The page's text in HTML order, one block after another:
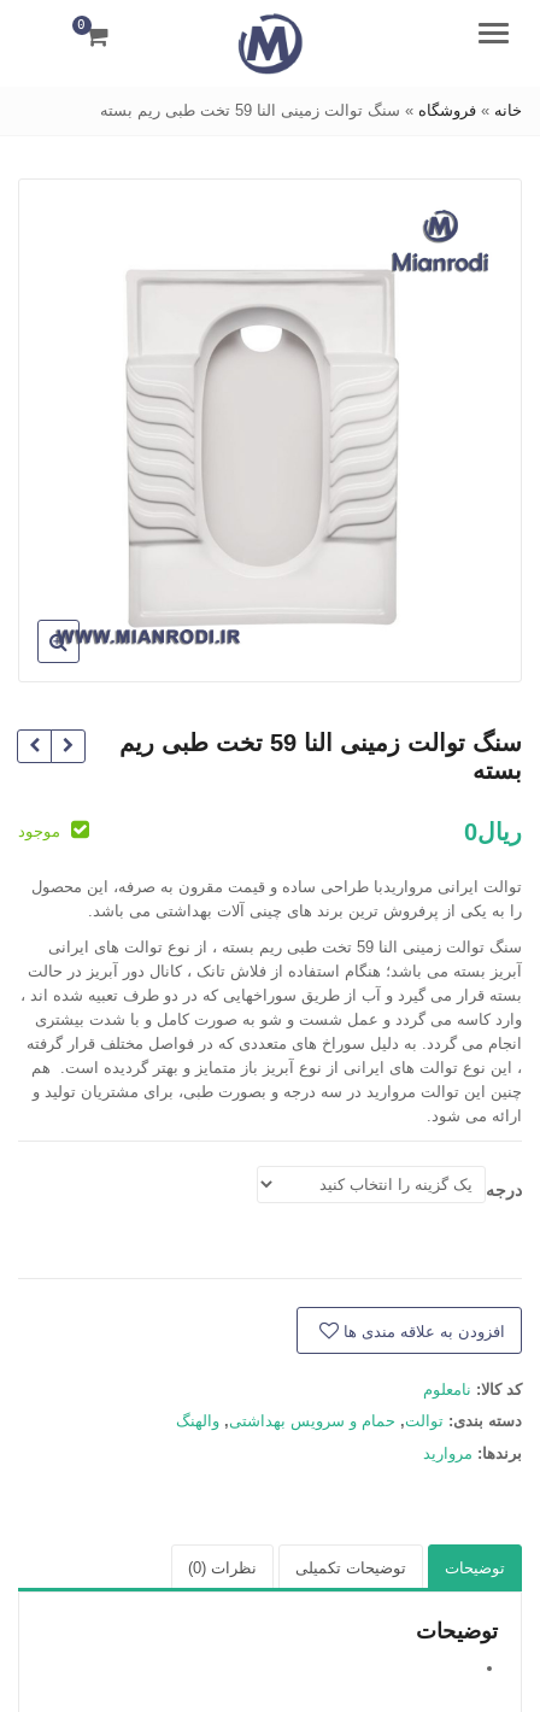
منو 0
خانه » فروشگاه » سنگ توالت زمینی النا 59 تخت طبی ریم بسته
سنگ توالت زمینی النا 59 تخت طبی ریم
بسته
ریال0 موجود
توالت ایرانی مرواریدبا طراحی ساده و قیمت مقرون به صرفه، این محصول
را به یکی از پرفروش ترین برند های چینی آلات بهداشتی می باشد.
سنگ توالت زمینی النا 59 تخت طبی ریم بسته ، از نوع توالت های ایرانی
آبریز بسته می باشد؛ هنگام استفاده از فلاش تانک ، کانال دور آبریز در حالت
بسته قرار می گیرد و آب از طریق سوراخهایی که در دو طرف تعبیه شده اند ،
وارد کاسه می گردد و عمل شست و شو به صورت کامل و با شدت بیشتری
انجام می گردد. به دلیل سوراخ های متعددی که در فواصل مختلف قرار گرفته
، این نوع توالت های ایرانی از نوع آبریز باز متمایز و بهتر گردیده است. هم
چنین این توالت مروارید در سه درجه و بصورت طبی، برای مشتریان تولید و
ارائه می شود.
درجه
افزودن به علاقه مندی ها
کد کالا: نامعلوم
دسته بند‌ی: توالت, حمام و سرویس بهداشتی, والهنگ
برندها: مروارید
توضیحات توضیحات تکمیلی نظرات (0)
توضیحات